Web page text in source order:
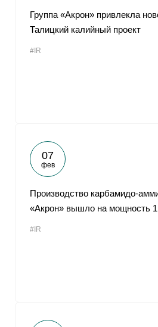
Группа «Акрон» привлекла
Талицкий калийный проект
#IR
07
фев
Производство карбамидо-
«Акрон» вышло на мощность 1
#IR